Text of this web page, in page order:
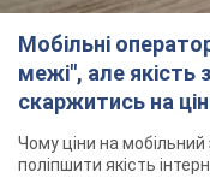
Мобільні
межі", але якість
скаржитись на
Чому ціни на мобільний
поліпшити якість